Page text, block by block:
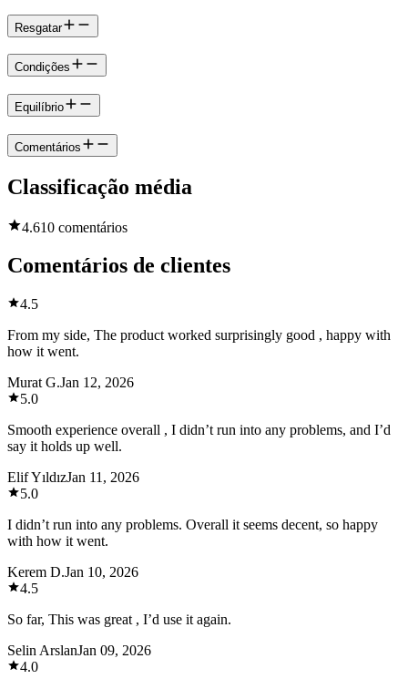
Resgatar
Condições
Equilíbrio
Comentários
Classificação média
4.610 comentários
Comentários de clientes
4.5
From my side, The product worked surprisingly good , happy with
how it went.
Murat G.Jan 12, 2026
5.0
Smooth experience overall , I didn’t run into any problems, and I’d
say it holds up well.
Elif YıldızJan 11, 2026
5.0
I didn’t run into any problems. Overall it seems decent, so happy
with how it went.
Kerem D.Jan 10, 2026
4.5
So far, This was great , I’d use it again.
Selin ArslanJan 09, 2026
4.0